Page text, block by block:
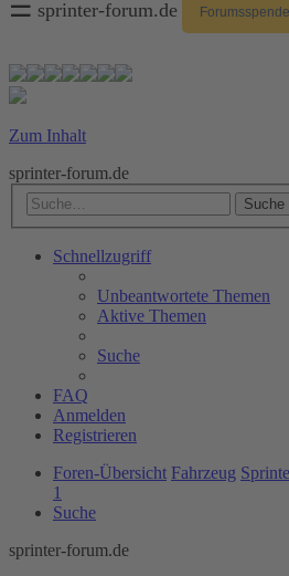
☰ sprinter-forum.de Forumsspende
Zum Inhalt
sprinter-forum.de
Suche
Schnellzugriff
Unbeantwortete Themen
Aktive Themen
Suche
FAQ
Anmelden
Registrieren
Foren-Übersicht Fahrzeug
1
Suche
sprinter-forum.de